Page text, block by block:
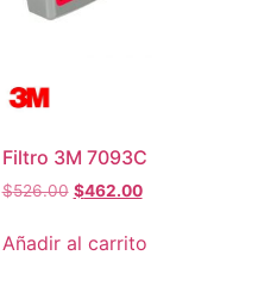
Filtro 3M 7093C
$526.00 $462.00
Añadir al carrito